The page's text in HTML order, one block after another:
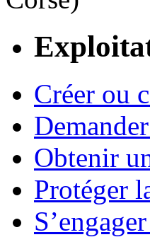
Créer ou
Obtenir
Protéger